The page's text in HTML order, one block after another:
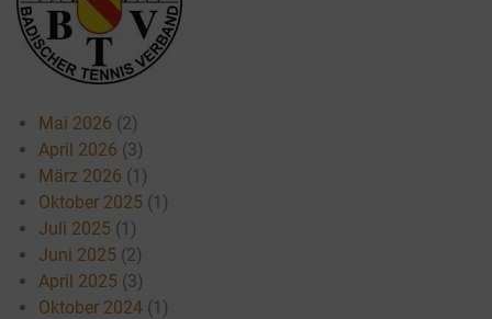
Mai 2026 (2)
April 2026 (3)
März 2026 (1)
Oktober 2025 (1)
Juli 2025 (1)
Juni 2025 (2)
April 2025 (3)
Oktober 2024 (1)